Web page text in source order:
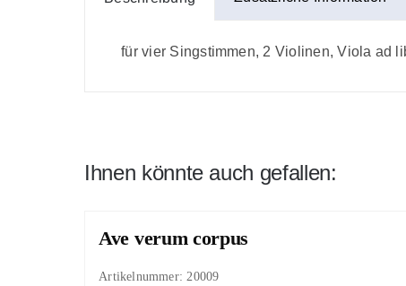
für vier Singstimmen, 2 Violinen, Viola ad
Ihnen könnte auch gefallen:
Ave verum corpus
Artikelnummer:20009